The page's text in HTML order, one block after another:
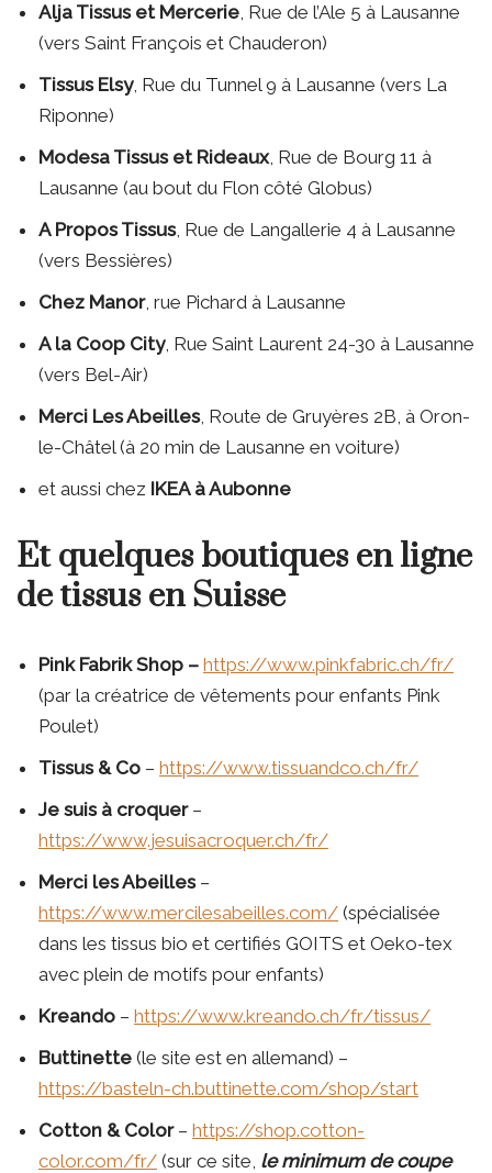
Alja Tissus et Mercerie, Rue de l’Ale 5 à Lausanne
(vers Saint François et Chauderon)
Tissus Elsy, Rue du Tunnel 9 à Lausanne (vers La
Riponne)
Modesa Tissus et Rideaux, Rue de Bourg 11 à
Lausanne (au bout du Flon côté Globus)
A Propos Tissus, Rue de Langallerie 4 à Lausanne
(vers Bessières)
Chez Manor, rue Pichard à Lausanne
A la Coop City, Rue Saint Laurent 24-30 à Lausanne
(vers Bel-Air)
Merci Les Abeilles, Route de Gruyères 2B, à Oron-
le-Châtel (à 20 min de Lausanne en voiture)
et aussi chez IKEA à Aubonne
Et quelques boutiques en ligne
de tissus en Suisse
Pink Fabrik Shop – https://www.pinkfabric.ch/fr/
(par la créatrice de vêtements pour enfants Pink
Poulet)
Tissus & Co – https://www.tissuandco.ch/fr/
Je suis à croquer–
https://www.jesuisacroquer.ch/fr/
Merci les Abeilles –
https://www.mercilesabeilles.com/ (spécialisée
dans les tissus bio et certifiés GOITS et Oeko-tex
avec plein de motifs pour enfants)
Kreando – https://www.kreando.ch/fr/tissus/
Buttinette (le site est en allemand) –
https://basteln-ch.buttinette.com/shop/start
Cotton & Color– https://shop.cotton-
color.com/fr/ (sur ce site, le minimum de coupe